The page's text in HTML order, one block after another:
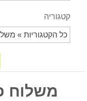
קטגוריה
משלוח